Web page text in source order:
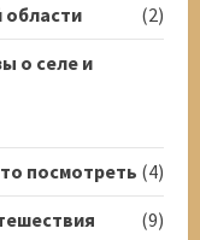
области
(2)
о селе и
посмотреть (4)
(9)